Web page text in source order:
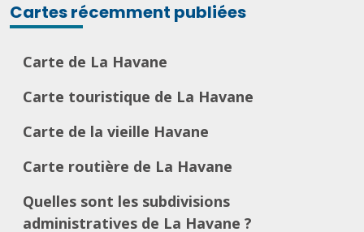
Cartes récemment publiées
Carte de La Havane
Carte touristique de La Havane
Carte de la vieille Havane
Carte routière de La Havane
Quelles sont les subdivisions
administratives de La Havane ?